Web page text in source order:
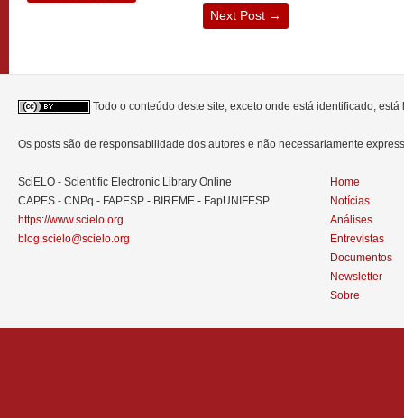
Next Post →
Todo o conteúdo deste site, exceto onde está identificado,
Os posts são de responsabilidade dos autores e não necessariamente
SciELO - Scientific Electronic Library Online
CAPES - CNPq - FAPESP - BIREME - FapUNIFESP
https://www.scielo.org
blog.scielo@scielo.org
Home
Notícias
Análises
Entrevistas
Documentos
Newsletter
Sobre